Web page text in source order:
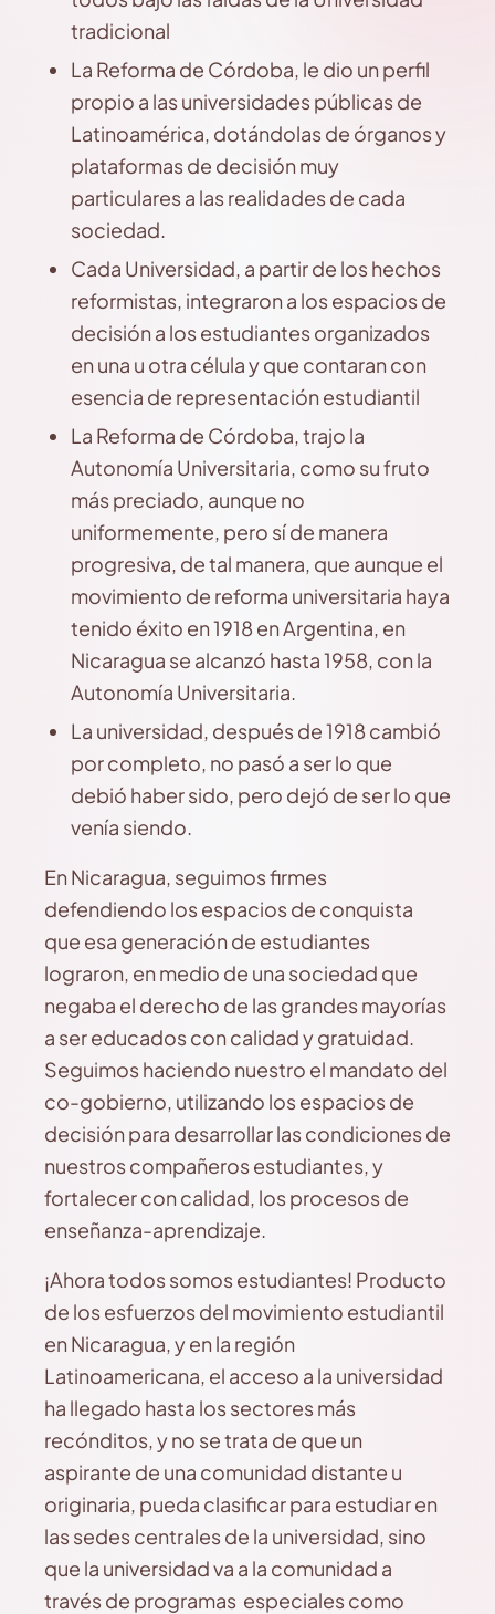
tradicional
La Reforma de Córdoba, le dio un perfil
propio a las universidades públicas de
Latinoamérica, dotándolas de órganos y
plataformas de decisión muy
particulares a las realidades de cada
sociedad.
Cada Universidad, a partir de los hechos
reformistas, integraron a los espacios de
decisión a los estudiantes organizados
en una u otra célula y que contaran con
esencia de representación estudiantil
La Reforma de Córdoba, trajo la
Autonomía Universitaria, como su fruto
más preciado, aunque no
uniformemente, pero sí de manera
progresiva, de tal manera, que aunque el
movimiento de reforma universitaria haya
tenido éxito en 1918 en Argentina, en
Nicaragua se alcanzó hasta 1958, con la
Autonomía Universitaria.
La universidad, después de 1918 cambió
por completo, no pasó a ser lo que
debió haber sido, pero dejó de ser lo que
venía siendo.
En Nicaragua, seguimos firmes
defendiendo los espacios de conquista
que esa generación de estudiantes
lograron, en medio de una sociedad que
negaba el derecho de las grandes mayorías
a ser educados con calidad y gratuidad.
Seguimos haciendo nuestro el mandato del
co-gobierno, utilizando los espacios de
decisión para desarrollar las condiciones de
nuestros compañeros estudiantes, y
fortalecer con calidad, los procesos de
enseñanza-aprendizaje.
¡Ahora todos somos estudiantes! Producto
de los esfuerzos del movimiento estudiantil
en Nicaragua, y en la región
Latinoamericana, el acceso a la universidad
ha llegado hasta los sectores más
recónditos, y no se trata de que un
aspirante de una comunidad distante u
originaria, pueda clasificar para estudiar en
las sedes centrales de la universidad, sino
que la universidad va a la comunidad a
través de programas especiales como